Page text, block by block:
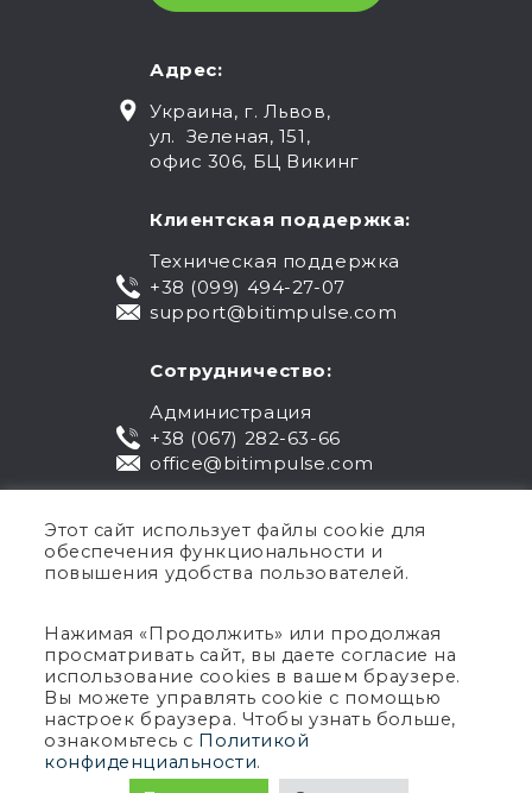
Адрес:
Украина, г. Львов,
ул. Зеленая, 151,
офис 306, БЦ Викинг
Клиентская поддержка:
Техническая поддержка
+38 (099) 494-27-07
support@bitimpulse.com
Сотрудничество:
Администрация
+38 (067) 282-63-66
office@bitimpulse.com
Публичная оферта
Гарантия
Политика конфиденциальности
Условия использования
Этот сайт использует файлы cookie для
обеспечения функциональности и
повышения удобства пользователей.
Нажимая «Продолжить» или продолжая
просматривать сайт, вы даете согласие на
использование cookies в вашем браузере.
Вы можете управлять cookie с помощью
настроек браузера. Чтобы узнать больше,
ознакомьтесь с Политикой
конфиденциальности.